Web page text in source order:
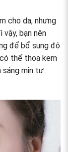
cho da, nhưng
vậy, bạn nên
để bổ sung độ
thể thoa kem
sáng mịn tự